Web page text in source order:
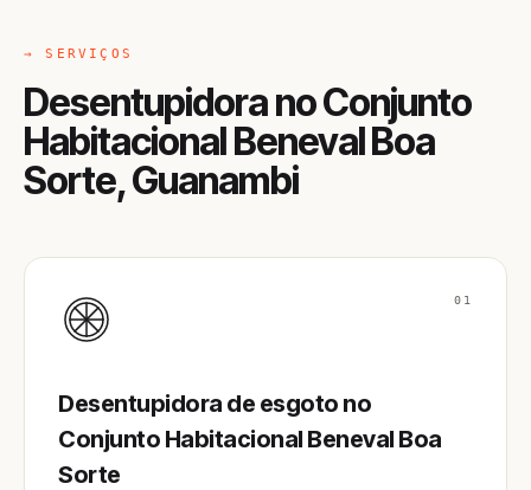
→ SERVIÇOS
Desentupidora no Conjunto
Habitacional Beneval Boa
Sorte, Guanambi
01
Desentupidora de esgoto no
Conjunto Habitacional Beneval Boa
Sorte